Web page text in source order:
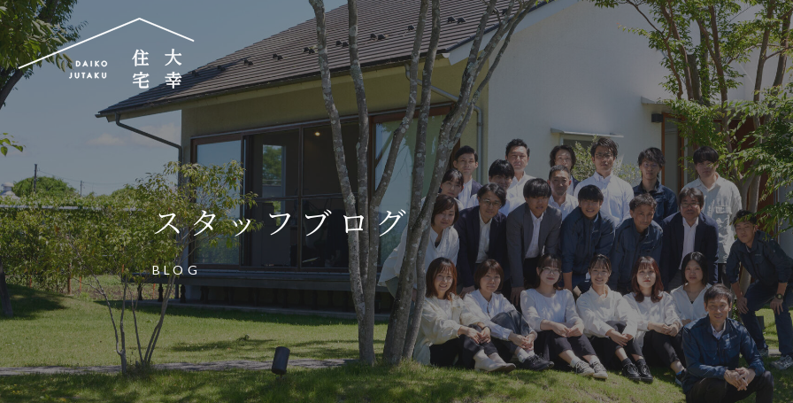
大幸住宅株式会社
〒504-0834
岐阜県各務原市那加昭南町88番地の3
大幸住宅可児工房
〒509-0203
岐阜県可児市下恵土3433番地652
お電話でのご相談はお気軽に
TEL.0574-60-1161
受付時間：9:00～17:00
新築・リノベをお考えの方
家づくりの考え方
性能
暮らし方のご提案
薪ストーブのある暮らし
平屋の暮らし
四季を感じる暮らし
アフターサポート
家づくりの流れ
土地をお探
- 分譲地情報
かさまつ
いしもり
かみえど
スタッフブログ
BLOG